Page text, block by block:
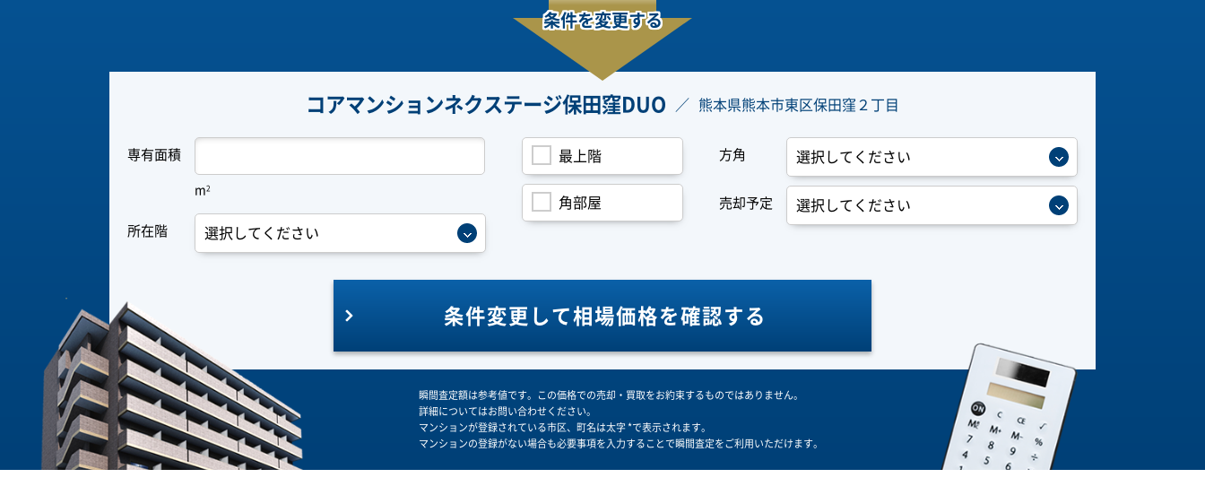
条件を変更する
コアマンションネクステージ保田窪DUO 熊本県熊本市東区保田窪２丁目
専有面積
m2
所在階
最上階
角部屋
方角
売却予定
条件変更して相場価格を確認する
瞬間査定額は参考値です。この価格での売却・買取をお約束するものではありません。
詳細についてはお問い合わせください。
マンションが登録されている市区、町名は太字 *で表示されます。
マンションの登録がない場合も必要事項を入力することで瞬間査定をご利用いただけます。